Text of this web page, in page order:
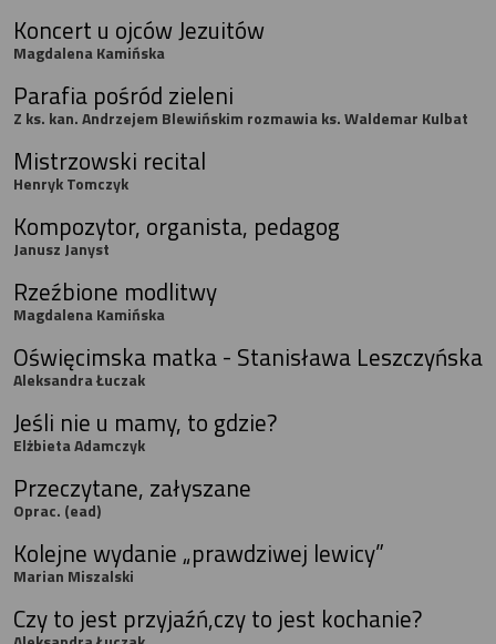
Koncert u ojców Jezuitów
Magdalena Kamińska
Parafia pośród zieleni
Z ks. kan. Andrzejem Blewińskim rozmawia ks. Waldemar Kulbat
Mistrzowski recital
Henryk Tomczyk
Kompozytor, organista, pedagog
Janusz Janyst
Rzeźbione modlitwy
Magdalena Kamińska
Oświęcimska matka - Stanisława Leszczyńska
Aleksandra Łuczak
Jeśli nie u mamy, to gdzie?
Elżbieta Adamczyk
Przeczytane, załyszane
Oprac. (ead)
Kolejne wydanie „prawdziwej lewicy”
Marian Miszalski
Czy to jest przyjaźń,czy to jest kochanie?